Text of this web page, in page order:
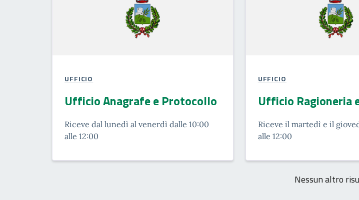
UFFICIO
Ufficio Anagrafe e Protocollo
Riceve dal lunedì al venerdì dalle 10:00
alle 12:00
UFFICIO
Ufficio Ragioneria
Riceve il martedì e il
alle 12:00
Nessun altro